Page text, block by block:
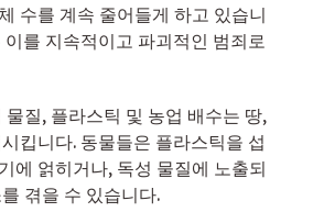
수를 계속 줄어들게 하고 있습니
이를 지속적이고 파괴적인 범죄로
물질, 플라스틱 및 농업 배수는 땅,
킵니다. 동물들은 플라스틱을 섭
에 얽히거나, 독성 물질에 노출되
겪을 수 있습니다.